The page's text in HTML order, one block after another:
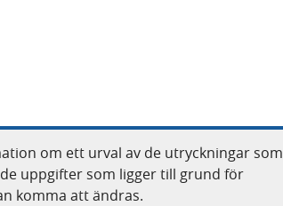
om ett urval av de utryckningar som
uppgifter som ligger till grund för
komma att ändras.